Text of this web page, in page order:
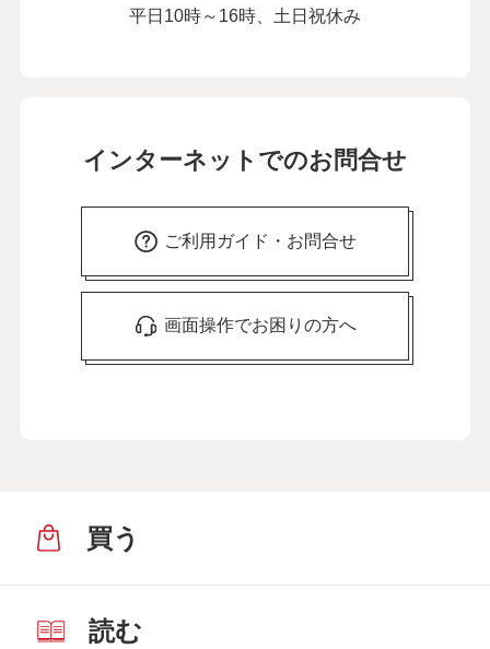
平日10時～16時、土日祝休み
インターネットでのお問合せ
ご利用ガイド・お問合せ
画面操作でお困りの方へ
買う
読む